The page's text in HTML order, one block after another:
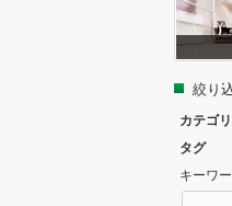
絞り
カテゴリ
タグ
キーワ